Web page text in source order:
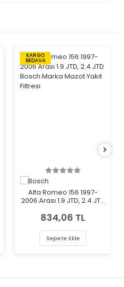
KARGO
BEDAVA
Alfa Romeo 156 1997-
2006 Arası 1.9 JTD, 2.4 JTD
Filtresi
834,06 TL
Sepete Ekle